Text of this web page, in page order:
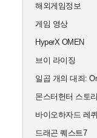
해외게임정보
게임 영상
HyperX OMEN
브이 라이징
일곱 개의 대죄:
몬스터헌터 스토
바이오하자드 레
드래곤 퀘스트7